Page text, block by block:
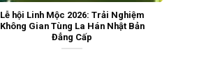
Lễ hội Linh Mộc 2026: Trải Nghiệm
Không Gian Tùng La Hán Nhật Bản
Đẳng Cấp